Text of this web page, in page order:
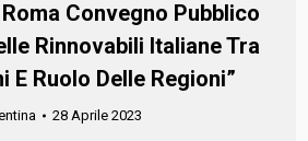
Convegno Pubblico
Rinnovabili Italiane Tra
E Ruolo Delle Regioni”
28 Aprile 2023